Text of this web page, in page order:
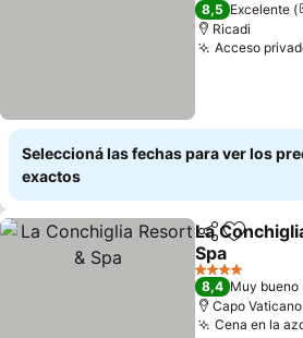
8,5 Excelente
Ricadi
Acceso
Seleccioná las fechas para ver los
exactos
Compartir
Añadir
La
Spa
4 Estrellas
8,4 Muy bueno
Capo Vaticano
Cena en la